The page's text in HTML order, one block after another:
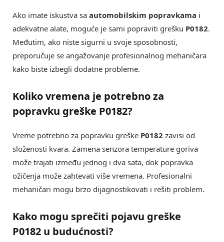
Ako imate iskustva sa automobilskim popravkama i
adekvatne alate, moguće je sami popraviti grešku P0182.
Međutim, ako niste sigurni u svoje sposobnosti,
preporučuje se angažovanje profesionalnog mehaničara
kako biste izbegli dodatne probleme.
Koliko vremena je potrebno za
popravku greške P0182?
Vreme potrebno za popravku greške P0182 zavisi od
složenosti kvara. Zamena senzora temperature goriva
može trajati između jednog i dva sata, dok popravka
ožičenja može zahtevati više vremena. Profesionalni
mehaničari mogu brzo dijagnostikovati i rešiti problem.
Kako mogu sprečiti pojavu greške
P0182 u budućnosti?